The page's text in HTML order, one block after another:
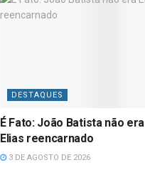
DESTAQUES
É Fato: João Batista não era
Elias reencarnado
3 DE AGOSTO DE 2026